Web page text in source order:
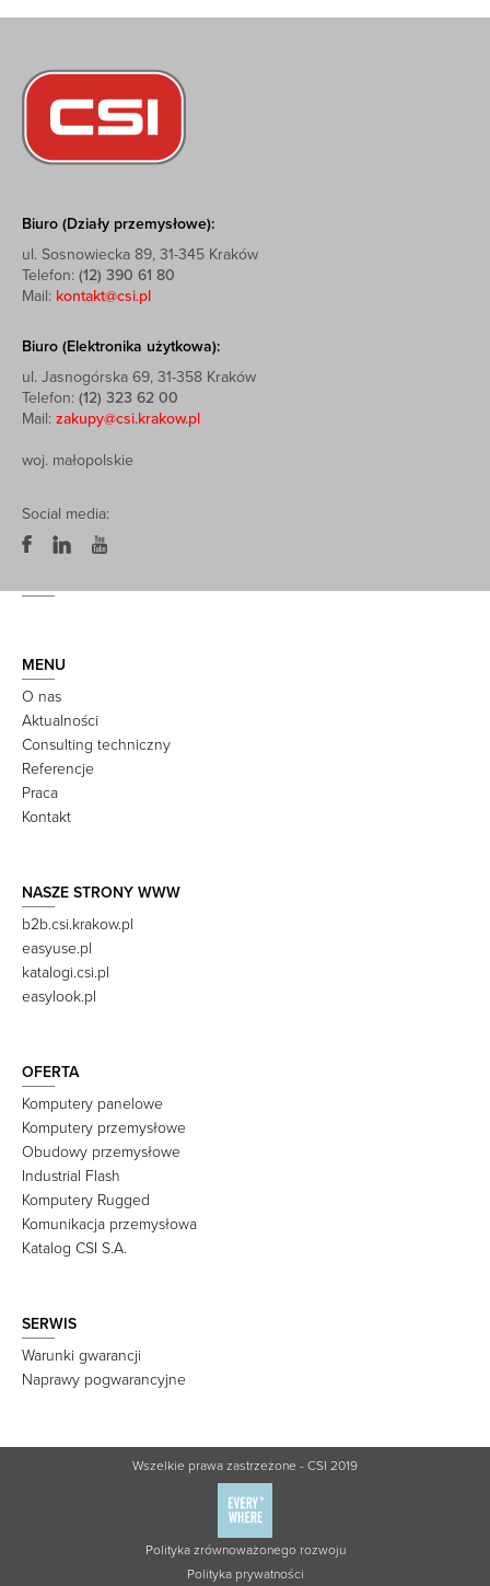
Biuro (Działy przemysłowe):
ul. Sosnowiecka 89, 31-345 Kraków
Telefon: (12) 390 61 80
Mail: kontakt@csi.pl
Biuro (Elektronika użytkowa):
ul. Jasnogórska 69, 31-358 Kraków
Telefon: (12) 323 62 00
Mail: zakupy@csi.krakow.pl
woj. małopolskie
Social media:
MENU
O nas
Aktualności
Consulting techniczny
Referencje
Praca
Kontakt
NASZE STRONY WWW
b2b.csi.krakow.pl
easyuse.pl
katalogi.csi.pl
easylook.pl
OFERTA
Komputery panelowe
Komputery przemysłowe
Obudowy przemysłowe
Industrial Flash
Komputery Rugged
Komunikacja przemysłowa
Katalog CSI S.A.
SERWIS
Warunki gwarancji
Naprawy pogwarancyjne
Wszelkie prawa zastrzeżone - CSI 2019
Polityka zrównoważonego rozwoju
Polityka prywatności